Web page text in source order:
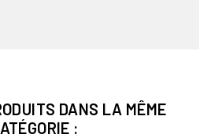
DANS LA MÊME
: